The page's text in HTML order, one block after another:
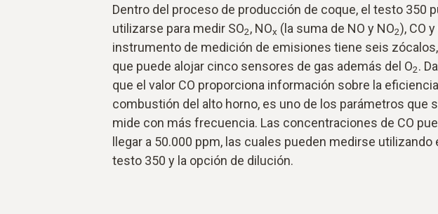
Dentro del proceso de producción de coque, el testo 350
utilizarse para medir SO2, NOx (la suma de NO y NO2), CO y
instrumento de medición de emisiones tiene seis
que puede alojar cinco sensores de gas además del O2.
que el valor CO proporciona información sobre la
combustión del alto horno, es uno de los parámetros que
mide con más frecuencia. Las concentraciones de CO
llegar a 50.000 ppm, las cuales pueden medirse utilizando
testo 350 y la opción de dilución.